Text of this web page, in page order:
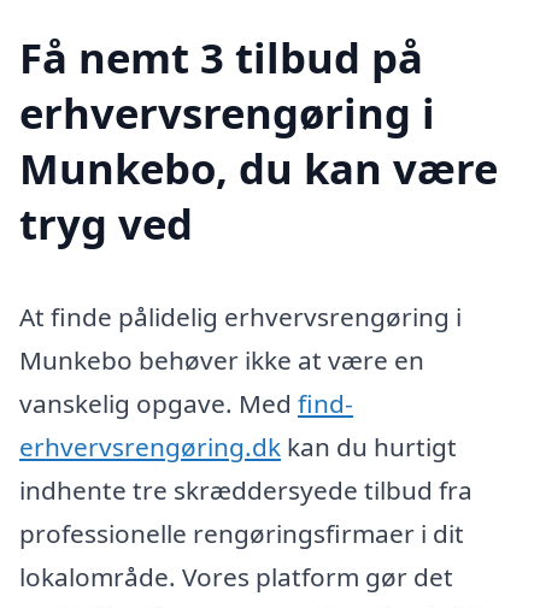
Få nemt 3 tilbud på
erhvervsrengøring i
Munkebo, du kan være
tryg ved
At finde pålidelig erhvervsrengøring i
Munkebo behøver ikke at være en
vanskelig opgave. Med find-
erhvervsrengøring.dk kan du hurtigt
indhente tre skræddersyede tilbud fra
professionelle rengøringsfirmaer i dit
lokalområde. Vores platform gør det